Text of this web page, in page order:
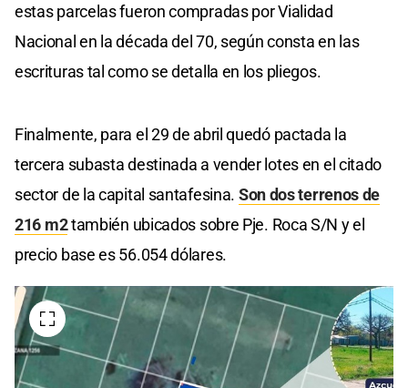
estas parcelas fueron compradas por Vialidad
Nacional en la década del 70, según consta en las
escrituras tal como se detalla en los pliegos.
Finalmente, para el 29 de abril quedó pactada la
tercera subasta destinada a vender lotes en el citado
sector de la capital santafesina. Son dos terrenos de
216 m2también ubicados sobre Pje. Roca S/N y el
precio base es 56.054 dólares.